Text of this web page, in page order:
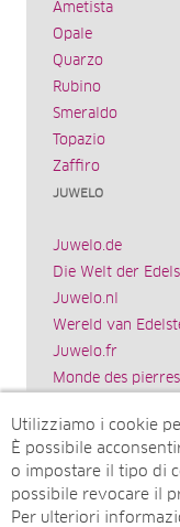
Ametista
Opale
Quarzo
Rubino
Smeraldo
Topazio
Zaffiro
JUWELO
Juwelo.de
Die Welt der
Juwelo.nl
Wereld van
Juwelo.fr
Monde des pierres
El mundo de las
World of
Juwelo.com
Utilizziamo i cookie
È possibile
o impostare il tipo di
possibile revocare il
Per ulteriori